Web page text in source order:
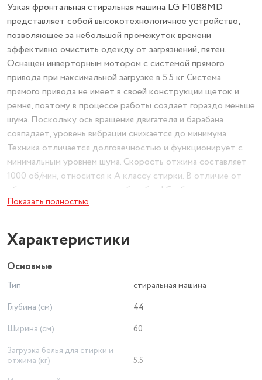
Узкая фронтальная стиральная машина LG F10B8MD
представляет собой высокотехнологичное устройство,
позволяющее за небольшой промежуток времени
эффективно очистить одежду от загрязнений, пятен.
Оснащен инверторным мотором с системой прямого
привода при максимальной загрузке в 5.5 кг. Система
прямого привода не имеет в своей конструкции щеток и
ремня, поэтому в процессе работы создает гораздо меньше
шума. Поскольку ось вращения двигателя и барабана
совпадает, уровень вибрации снижается до минимума.
Техника отличается долговечностью и функционирует с
минимальным уровнем шума. Скорость отжима составляет
1000 об/мин, относится к А классу стирки. В отличие от
обычных стиральных машин, барабан LG обладает широким
набором вариантов вращения, максимально адаптированных
Функция мобильной диагностики SmartDiagnosis позволяет
сократить время и сэкономить деньги в случае
возникновения неполадок. Вы можете передать данные для
посредством телефона.
Показать полностью
Характеристики
Основные
Тип
стиральная машина
Глубина (см)
44
Ширина (см)
60
Загрузка белья для стирки и
отжима (кг)
5.5